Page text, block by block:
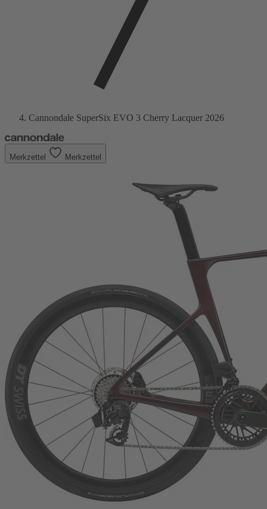
Cannondale SuperSix EVO 3 Cherry Lacquer 2026
Merkzettel Merkzettel